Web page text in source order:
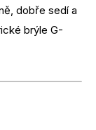
dobře sedí a
brýle G-